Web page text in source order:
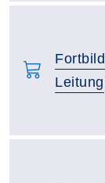
Leitung